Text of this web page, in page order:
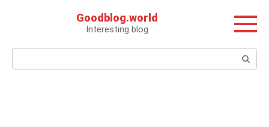
Goodblog.world
Interesting blog
Поиск: